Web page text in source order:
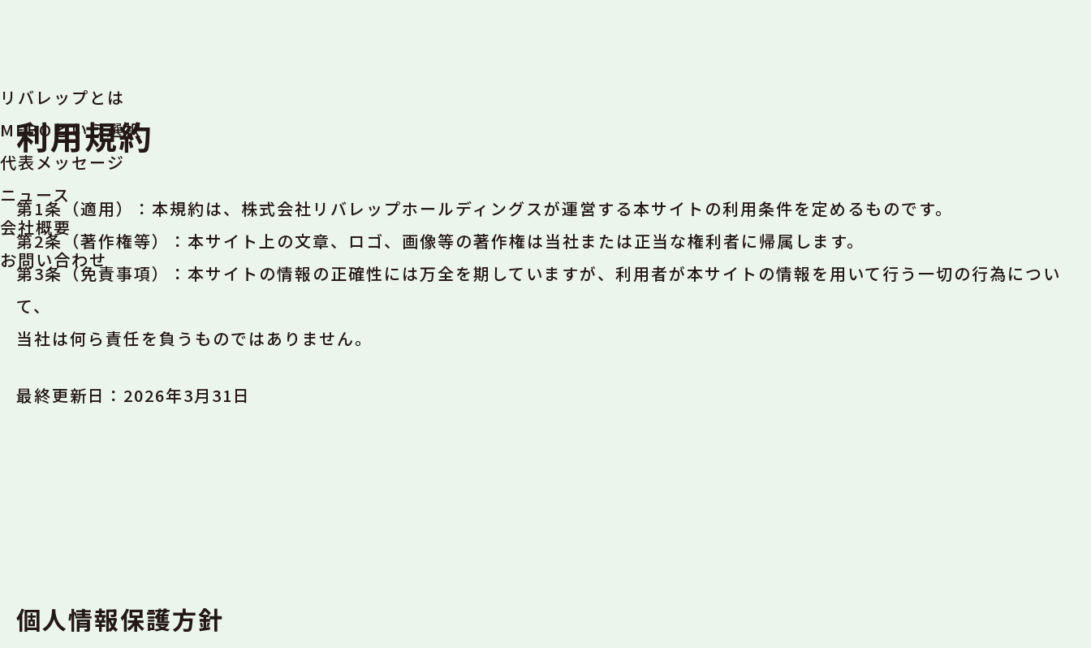
リバレップとは
MEBOという選択
代表メッセージ
ニュース
会社概要
お問い合わせ
利用規約
第1条（適用）：本規約は、株式会社リバレップホールディングスが運営する本サイトの利用条件を定めるものです。
第2条（著作権等）：本サイト上の文章、ロゴ、画像等の著作権は当社または正当な権利者に帰属します。
第3条（免責事項）：本サイトの情報の正確性には万全を期していますが、利用者が本サイトの情報を用いて行う一切の行為につい
て、
当社は何ら責任を負うものではありません。
最終更新日：2026年3月31日
個人情報保護方針